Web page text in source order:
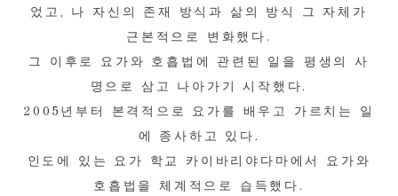
었고, 나 자신의 존재 방식과 삶의 방식 그 자체가
근본적으로 변화했다.
그 이후로 요가와 호흡법에 관련된 일을 평생의 사
명으로 삼고 나아가기 시작했다.
2005년부터 본격적으로 요가를 배우고 가르치는 일
에 종사하고 있다.
인도에 있는 요가 학교 카이바리야다마에서 요가와
호흡법을 체계적으로 습득했다.